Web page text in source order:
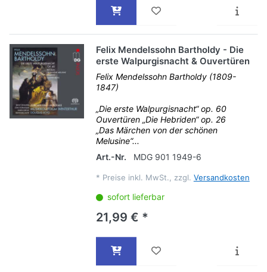
Felix Mendelssohn Bartholdy - Die
erste Walpurgisnacht & Ouvertüren
Felix Mendelssohn Bartholdy (1809-
1847)
„Die erste Walpurgisnacht“ op. 60
Ouvertüren „Die Hebriden“ op. 26
„Das Märchen von der schönen
Melusine“...
Art.-Nr.
MDG 901 1949-6
* Preise inkl. MwSt., zzgl. Versandkosten
sofort lieferbar
21,99 € *